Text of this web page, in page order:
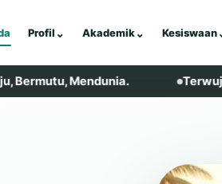
Mendunia. Terwujudnya
Profil ⌄ Akademik⌄ Kesiswaan